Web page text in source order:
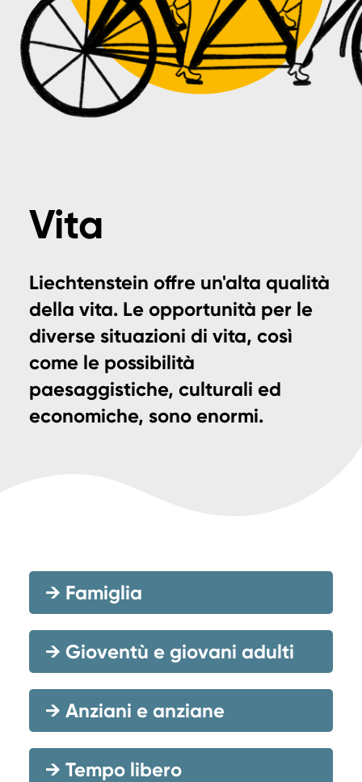
Vita
Liechtenstein offre un'alta qualità
della vita. Le opportunità per le
diverse situazioni di vita, così
come le possibilità
paesaggistiche, culturali ed
economiche, sono enormi.
→ Famiglia
→ Gioventù e giovani adulti
→ Anziani e anziane
→ Tempo libero